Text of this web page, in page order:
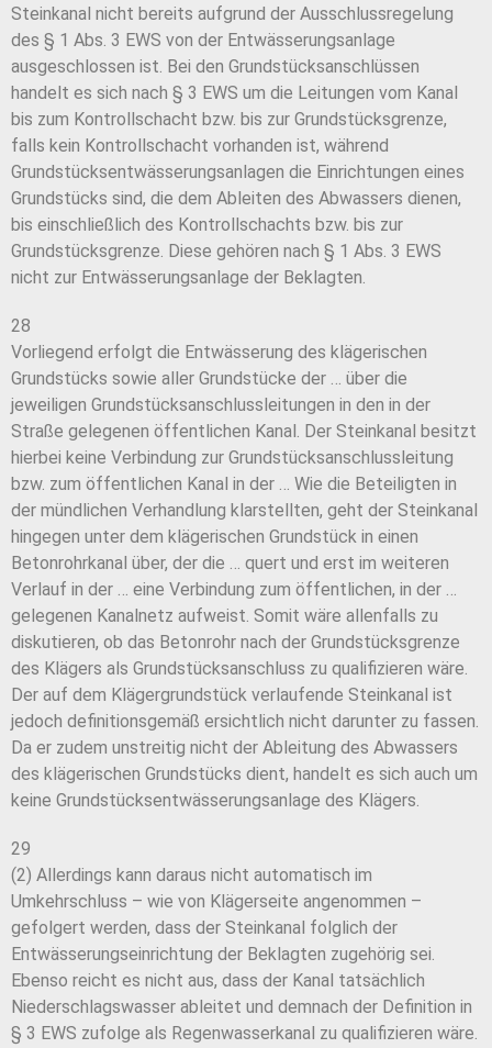
Steinkanal nicht bereits aufgrund der Ausschlussregelung
des § 1 Abs. 3 EWS von der Entwässerungsanlage
ausgeschlossen ist. Bei den Grundstücksanschlüssen
handelt es sich nach § 3 EWS um die Leitungen vom Kanal
bis zum Kontrollschacht bzw. bis zur Grundstücksgrenze,
falls kein Kontrollschacht vorhanden ist, während
Grundstücksentwässerungsanlagen die Einrichtungen eines
Grundstücks sind, die dem Ableiten des Abwassers dienen,
bis einschließlich des Kontrollschachts bzw. bis zur
Grundstücksgrenze. Diese gehören nach § 1 Abs. 3 EWS
nicht zur Entwässerungsanlage der Beklagten.
28
Vorliegend erfolgt die Entwässerung des klägerischen
Grundstücks sowie aller Grundstücke der … über die
jeweiligen Grundstücksanschlussleitungen in den in der
Straße gelegenen öffentlichen Kanal. Der Steinkanal besitzt
hierbei keine Verbindung zur Grundstücksanschlussleitung
bzw. zum öffentlichen Kanal in der … Wie die Beteiligten in
der mündlichen Verhandlung klarstellten, geht der Steinkanal
hingegen unter dem klägerischen Grundstück in einen
Betonrohrkanal über, der die … quert und erst im weiteren
Verlauf in der … eine Verbindung zum öffentlichen, in der …
gelegenen Kanalnetz aufweist. Somit wäre allenfalls zu
diskutieren, ob das Betonrohr nach der Grundstücksgrenze
des Klägers als Grundstücksanschluss zu qualifizieren wäre.
Der auf dem Klägergrundstück verlaufende Steinkanal ist
jedoch definitionsgemäß ersichtlich nicht darunter zu fassen.
Da er zudem unstreitig nicht der Ableitung des Abwassers
des klägerischen Grundstücks dient, handelt es sich auch um
keine Grundstücksentwässerungsanlage des Klägers.
29
(2) Allerdings kann daraus nicht automatisch im
Umkehrschluss – wie von Klägerseite angenommen –
gefolgert werden, dass der Steinkanal folglich der
Entwässerungseinrichtung der Beklagten zugehörig sei.
Ebenso reicht es nicht aus, dass der Kanal tatsächlich
Niederschlagswasser ableitet und demnach der Definition in
§ 3 EWS zufolge als Regenwasserkanal zu qualifizieren wäre.